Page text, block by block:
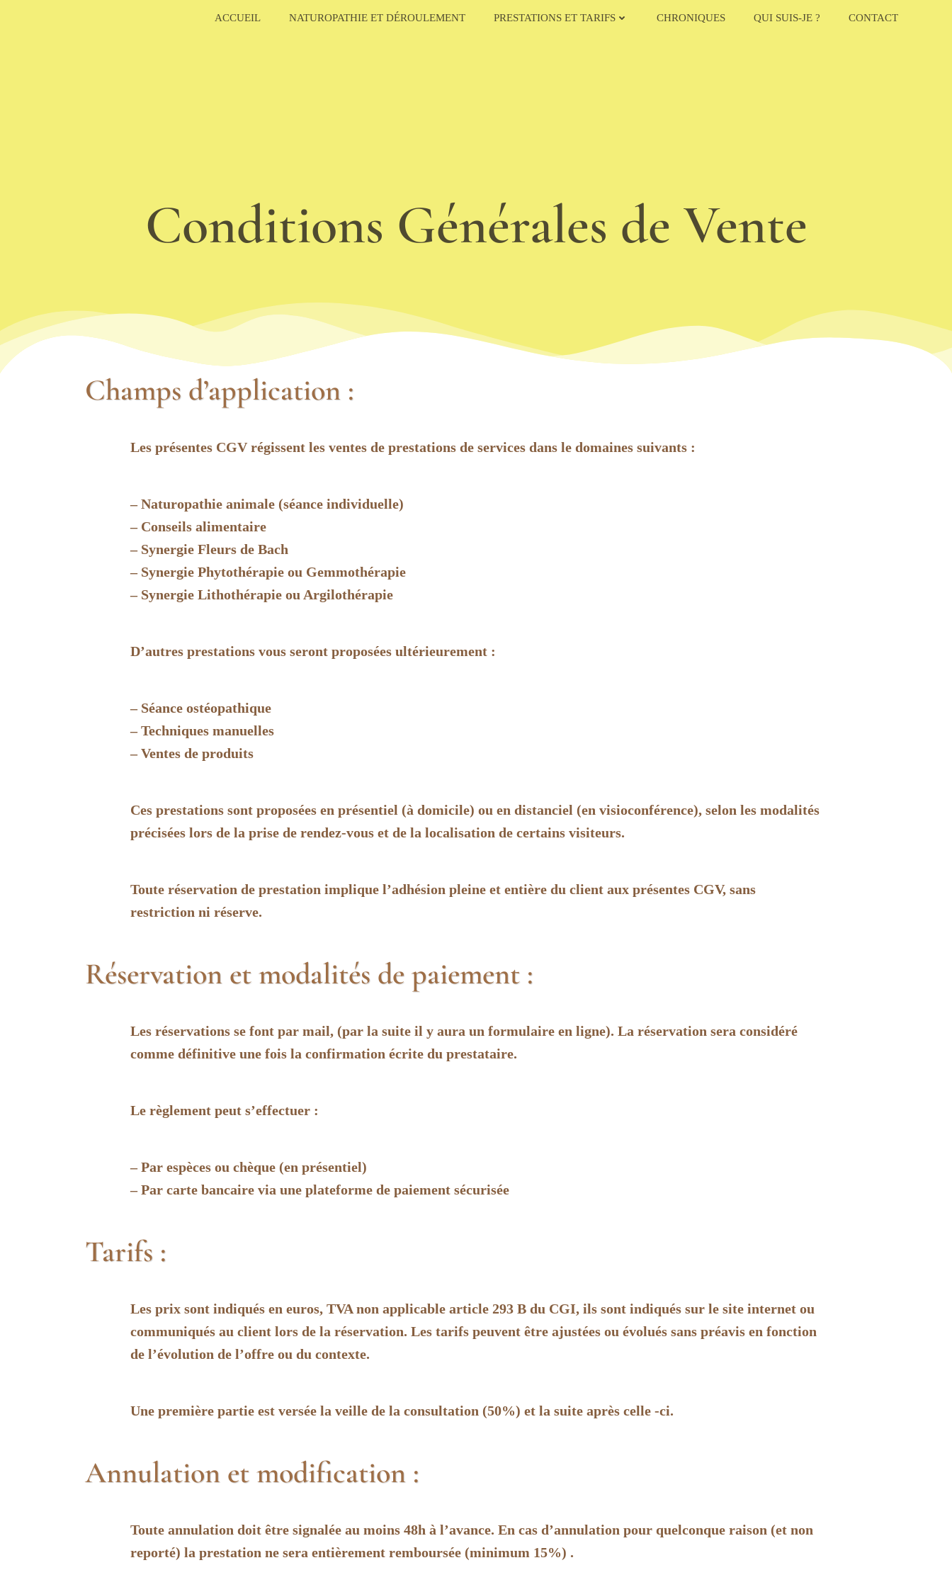
ACCUEIL NATUROPATHIE ET DÉROULEMENT PRESTATIONS ET TARIFS CHRONIQUES QUI SUIS-JE ? CONTACT
Conditions Générales de Vente
Champs d’application :
Les présentes CGV régissent les ventes de prestations de services dans le domaines suivants :
– Naturopathie animale (séance individuelle)
– Conseils alimentaire
– Synergie Fleurs de Bach
– Synergie Phytothérapie ou Gemmothérapie
– Synergie Lithothérapie ou Argilothérapie
D’autres prestations vous seront proposées ultérieurement :
– Séance ostéopathique
– Techniques manuelles
– Ventes de produits
Ces prestations sont proposées en présentiel (à domicile) ou en distanciel (en visioconférence), selon les modalités
précisées lors de la prise de rendez-vous et de la localisation de certains visiteurs.
Toute réservation de prestation implique l’adhésion pleine et entière du client aux présentes CGV, sans
restriction ni réserve.
Réservation et modalités de paiement :
Les réservations se font par mail, (par la suite il y aura un formulaire en ligne). La réservation sera considéré
comme définitive une fois la confirmation écrite du prestataire.
Le règlement peut s’effectuer :
– Par espèces ou chèque (en présentiel)
– Par carte bancaire via une plateforme de paiement sécurisée
Tarifs :
Les prix sont indiqués en euros, TVA non applicable article 293 B du CGI, ils sont indiqués sur le site internet ou
communiqués au client lors de la réservation. Les tarifs peuvent être ajustées ou évolués sans préavis en fonction
de l’évolution de l’offre ou du contexte.
Une première partie est versée la veille de la consultation (50%) et la suite après celle -ci.
Annulation et modification :
Toute annulation doit être signalée au moins 48h à l’avance. En cas d’annulation pour quelconque raison (et non
reporté) la prestation ne sera entièrement remboursée (minimum 15%) .